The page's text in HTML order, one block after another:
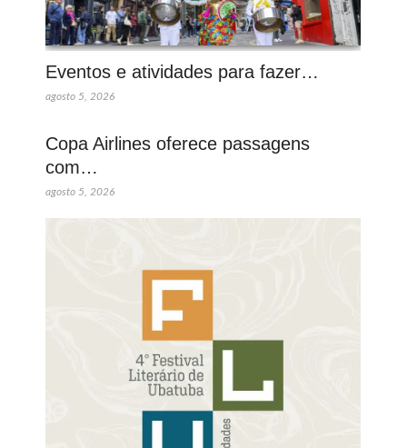
Eventos e atividades para fazer…
agosto 5, 2026
Copa Airlines oferece passagens
com…
agosto 5, 2026